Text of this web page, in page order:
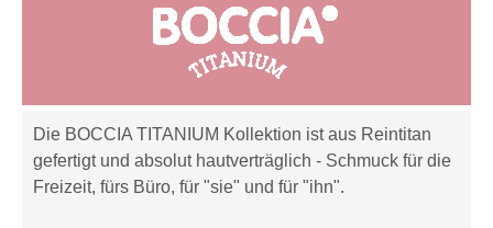
Die BOCCIA TITANIUM Kollektion ist aus Reintitan
gefertigt und absolut hautverträglich - Schmuck für die
Freizeit, fürs Büro, für "sie" und für "ihn".